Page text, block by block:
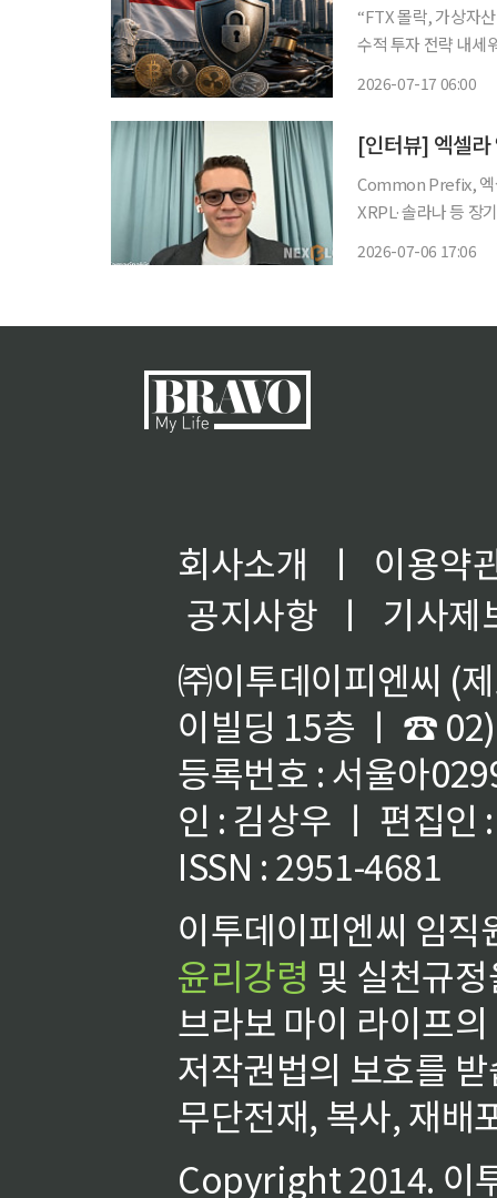
“FTX 몰락, 가상자
수적 투자 전략 내세
2026-07-17 06:00
[인터뷰] 엑셀
Common Prefix, 엑
XRPL·솔라나 등 장
2026-07-06 17:06
회사소개 ㅣ
이용약
공지사항
ㅣ
기사제
㈜이투데이피엔씨 (
이빌딩 15층 ㅣ ☎
등록번호 : 서울아
인 : 김상우 ㅣ 편집인
ISSN : 2951-4681
이투데이피엔씨 임
윤리강령 및 실천규
브라보 마이 라이프
저작권법의 보호를
무단전재, 복사, 재배
Copyright 2014. 이